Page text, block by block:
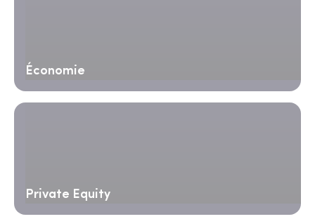
Économie
Private Equity